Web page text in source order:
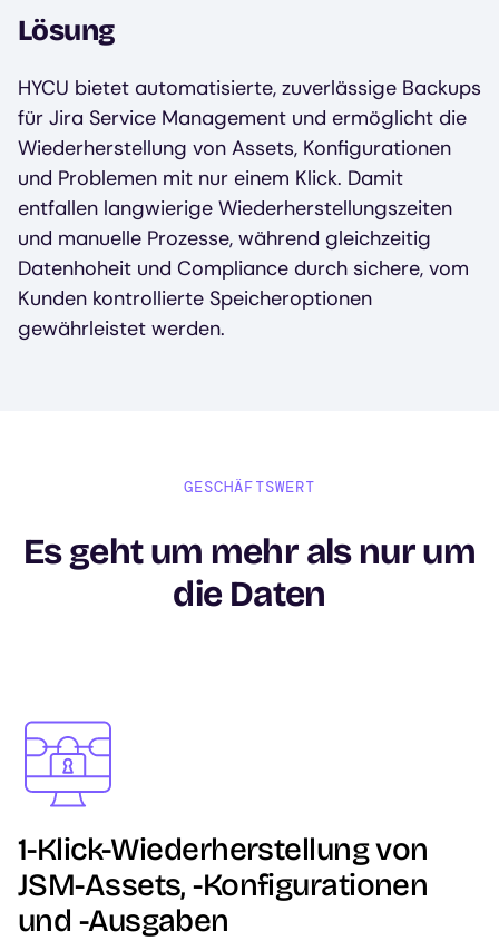
Lösung
HYCU bietet automatisierte, zuverlässige Backups
für Jira Service Management und ermöglicht die
Wiederherstellung von Assets, Konfigurationen
und Problemen mit nur einem Klick. Damit
entfallen langwierige Wiederherstellungszeiten
und manuelle Prozesse, während gleichzeitig
Datenhoheit und Compliance durch sichere, vom
Kunden kontrollierte Speicheroptionen
gewährleistet werden.
GESCHÄFTSWERT
Es geht um mehr als nur um
die Daten
Image
1-Klick-Wiederherstellung von
JSM-Assets, -Konfigurationen
und -Ausgaben